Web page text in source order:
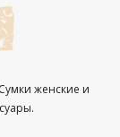
женские и